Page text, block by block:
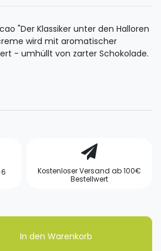
"Der Klassiker unter den Halloren
wird mit aromatischer
- umhüllt von zarter Schokolade.
Kostenloser Versand ab 100€
Bestellwert
In den Warenkorb